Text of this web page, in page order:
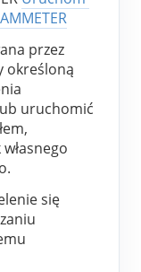
przez
określoną
uruchomić
się